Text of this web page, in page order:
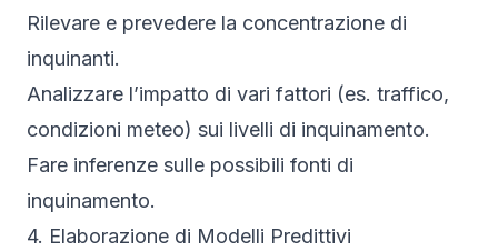
Rilevare e prevedere la concentrazione di
inquinanti.
Analizzare l’impatto di vari fattori (es. traffico,
condizioni meteo) sui livelli di inquinamento.
Fare inferenze sulle possibili fonti di
inquinamento.
4. Elaborazione di Modelli Predittivi